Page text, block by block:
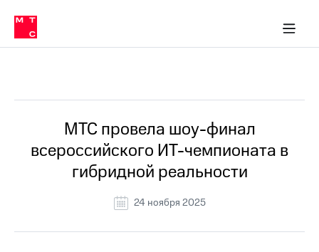
Медиа-центр
и акционерам
Устойчивое развитие
Комплаенс и деловая этика
компании
Карьера
История
компании
Руководство
информация
в МТС
Пресс-
релизы
МТС
о технологиях
МТС провела шоу-финал
всероссийского ИТ-чемпионата в
гибридной реальности
24 ноября 2025